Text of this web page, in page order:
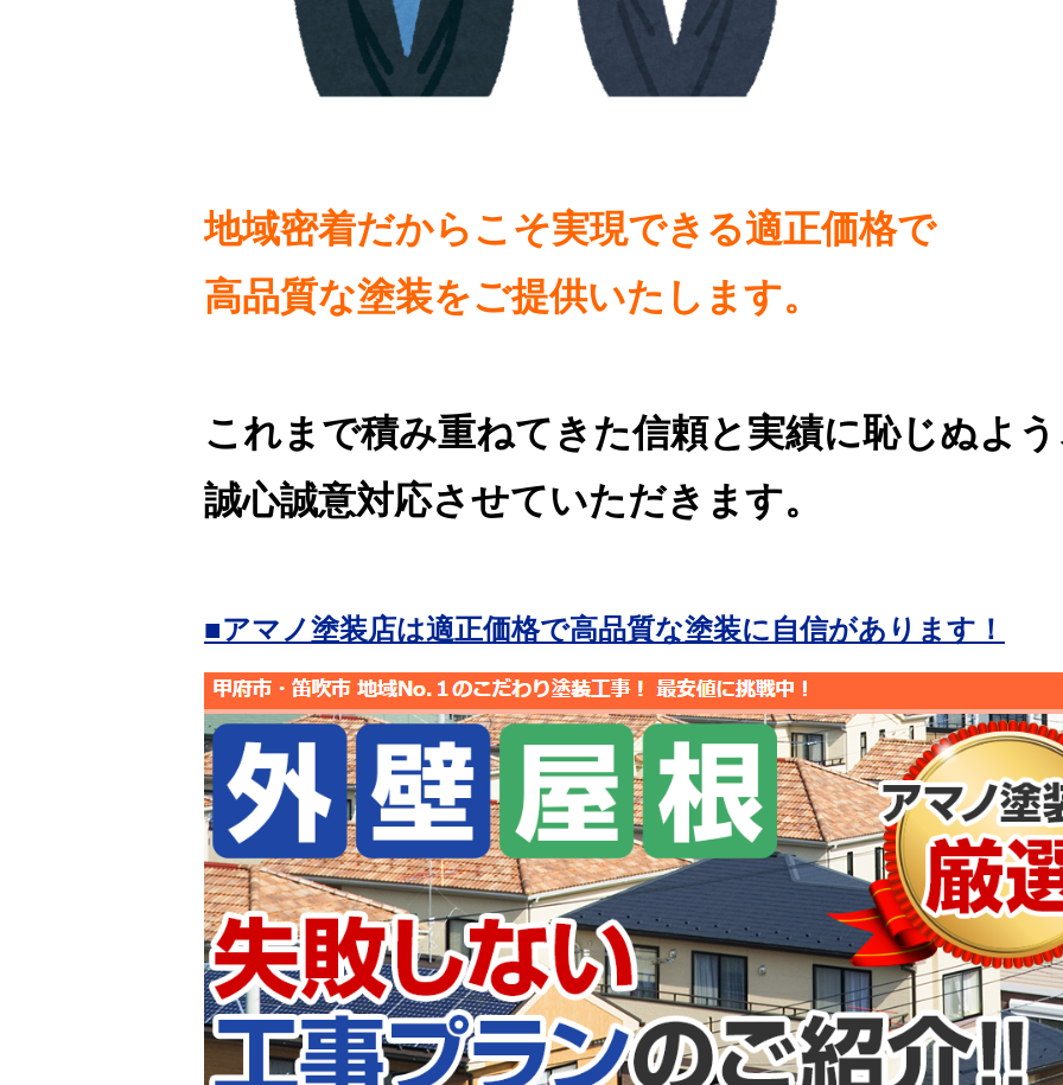
地域密着だからこそ実現できる適正価格で
高品質な塗装をご提供いたします。
これまで積み重ねてきた信頼と実績に恥じぬよ
誠心誠意対応させていただきます。
■アマノ塗装店は適正価格で高品質な塗装に自信があります！